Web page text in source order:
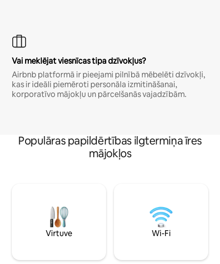
Vai meklējat viesnīcas tipa dzīvokļus?
Airbnb platformā ir pieejami pilnībā mēbelēti dzīvokļi,
kas ir ideāli piemēroti personāla izmitināšanai,
korporatīvo mājokļu un pārcelšanās vajadzībām.
Populāras papildērtības ilgtermiņa īres
mājokļos
Virtuve Wi-Fi